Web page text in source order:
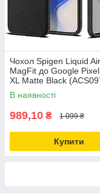
Чохол Spigen Liquid Air
MagFit до Google
XL Matte Black
В наявності
989,10 ₴ 1 099 ₴
Купити